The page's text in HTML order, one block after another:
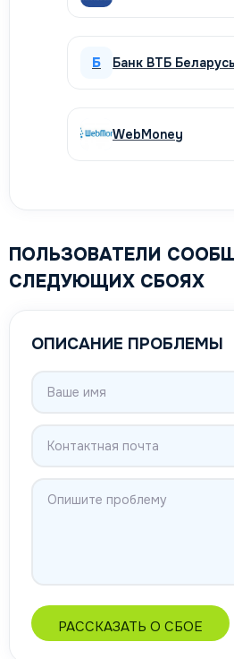
Б Банк ВТБ Беларусь
WebMoney
ПОЛЬЗОВАТЕЛИ
СЛЕДУЮЩИХ СБОЯХ
ОПИСАНИЕ ПРОБЛЕМЫ
РАССКАЗАТЬ О СБОЕ